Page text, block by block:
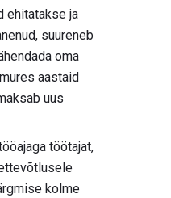
ehitatakse ja
suureneb
oma
aastaid
uus
töötajat,
kolme